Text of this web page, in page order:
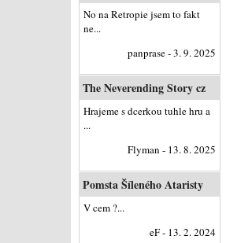
No na Retropie jsem to fakt
ne...
panprase - 3. 9. 2025
The Neverending Story cz
Hrajeme s dcerkou tuhle hru a
...
Flyman - 13. 8. 2025
Pomsta Šíleného Ataristy
V cem ?...
eF - 13. 2. 2024